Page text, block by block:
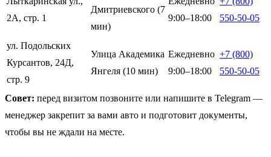
2А, стр. 1
Дмитриевского (7
мин)
9:00–18:00
550-50-05
ул. Подольских
Курсантов, 24Д,
стр. 9
Улица Академика
Янгеля (10 мин)
Ежедневно
9:00–18:00
+7 (800)
550-50-05
Совет: перед визитом позвоните или напишите в Telegram —
менеджер закрепит за вами авто и подготовит документы,
чтобы вы не ждали на месте.